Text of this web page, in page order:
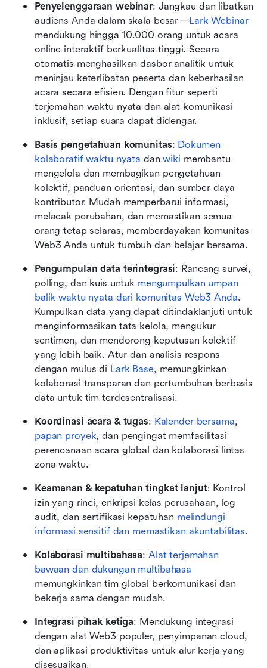
Penyelenggaraan webinar: Jangkau dan libatkan
audiens Anda dalam skala besar— Lark Webinar
mendukung hingga 10.000 orang untuk acara
online interaktif berkualitas tinggi. Secara
otomatis menghasilkan dasbor analitik untuk
meninjau keterlibatan peserta dan keberhasilan
acara secara efisien. Dengan fitur seperti
terjemahan waktu nyata dan alat komunikasi
inklusif, setiap suara dapat didengar.
Basis pengetahuan komunitas: Dokumen
kolaboratif waktu nyata dan wiki membantu
mengelola dan membagikan pengetahuan
kolektif, panduan orientasi, dan sumber daya
kontributor. Mudah memperbarui informasi,
melacak perubahan, dan memastikan semua
orang tetap selaras, memberdayakan komunitas
Web3 Anda untuk tumbuh dan belajar bersama.
Pengumpulan data terintegrasi: Rancang survei,
polling, dan kuis untuk mengumpulkan umpan
balik waktu nyata dari komunitas Web3 Anda.
Kumpulkan data yang dapat ditindaklanjuti untuk
menginformasikan tata kelola, mengukur
sentimen, dan mendorong keputusan kolektif
yang lebih baik. Atur dan analisis respons
dengan mulus di Lark Base, memungkinkan
kolaborasi transparan dan pertumbuhan berbasis
data untuk tim terdesentralisasi.
Koordinasi acara & tugas: Kalender bersama
papan proyek, dan pengingat memfasilitasi
perencanaan acara global dan kolaborasi lintas
zona waktu.
Keamanan & kepatuhan tingkat lanjut: Kontrol
izin yang rinci, enkripsi kelas perusahaan, log
audit, dan sertifikasi kepatuhan melindungi
informasi sensitif dan memastikan akuntabilitas.
Kolaborasi multibahasa: Alat terjemahan
bawaan dan dukungan multibahasa
memungkinkan tim global berkomunikasi dan
bekerja sama dengan mudah.
Integrasi pihak ketiga: Mendukung integrasi
dengan alat Web3 populer, penyimpanan cloud,
dan aplikasi produktivitas untuk alur kerja yang
disesuaikan.